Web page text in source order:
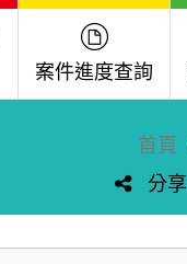
案件進度查詢
首頁
分享